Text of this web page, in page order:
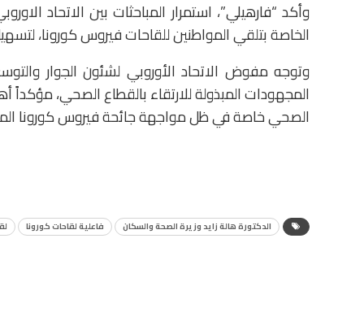
الخاصة بتلقي المواطنين للقاحات فيروس كورونا،
وتوجه مفوض الاتحاد الأوروبي لشئون الجوار
المجهودات المبذولة للارتقاء بالقطاع الصحي، مؤكداً
الصحي خاصة في ظل مواجهة جائحة فيروس كورونا
الدكتورة هالة زايد وزيرة الصحة والسكان فاعلية لقاحات كورونا